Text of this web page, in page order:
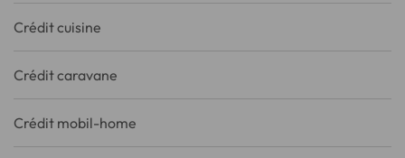
Crédit cuisine
Crédit caravane
Crédit mobil-home